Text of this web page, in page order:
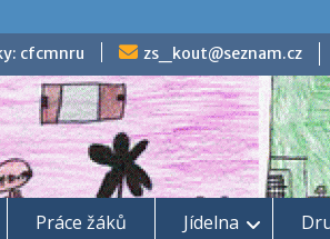
cfcmnru zs_kout@seznam.cz
Práce žáků Jídelna